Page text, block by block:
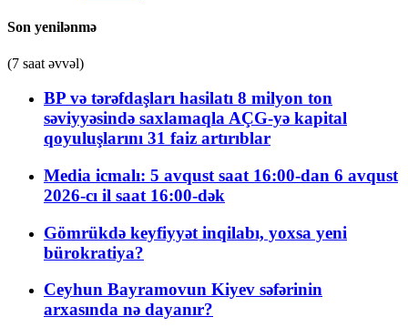
Son yenilənmə
(7 saat əvvəl)
BP və tərəfdaşları hasilatı 8 milyon ton
səviyyəsində saxlamaqla AÇG-yə kapital
qoyuluşlarını 31 faiz artırıblar
Media icmalı: 5 avqust saat 16:00-dan 6 avqust
2026-cı il saat 16:00-dək
Gömrükdə keyfiyyət inqilabı, yoxsa yeni
bürokratiya?
Ceyhun Bayramovun Kiyev səfərinin
arxasında nə dayanır?